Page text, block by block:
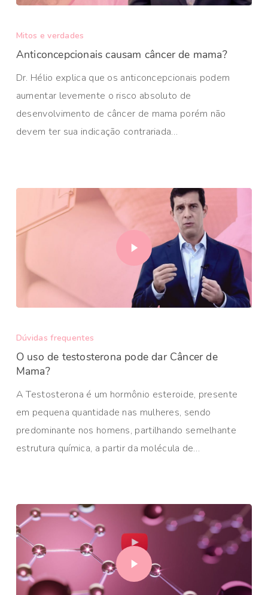
Mitos e verdades
Anticoncepcionais causam câncer de mama?
Dr. Hélio explica que os anticoncepcionais podem
aumentar levemente o risco absoluto de
desenvolvimento de câncer de mama porém não
devem ter sua indicação contrariada…
Dúvidas frequentes
O uso de testosterona pode dar Câncer de
Mama?
A Testosterona é um hormônio esteroide, presente
em pequena quantidade nas mulheres, sendo
predominante nos homens, partilhando semelhante
estrutura química, a partir da molécula de…